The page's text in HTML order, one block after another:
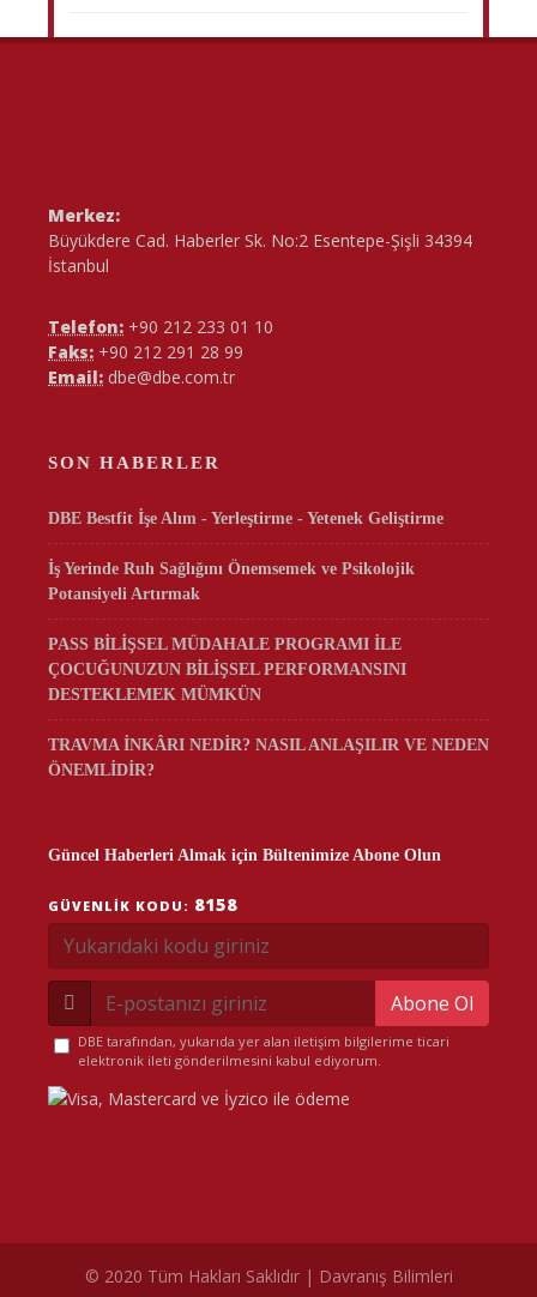
Merkez:
Büyükdere Cad. Haberler Sk. No:2 Esentepe-Şişli 34394
İstanbul
Telefon: +90 212 233 01 10
Faks: +90 212 291 28 99
Email: dbe@dbe.com.tr
SON HABERLER
DBE Bestfit İşe Alım - Yerleştirme - Yetenek Geliştirme
İş Yerinde Ruh Sağlığını Önemsemek ve Psikolojik
Potansiyeli Artırmak
PASS BİLİŞSEL MÜDAHALE PROGRAMI İLE
ÇOCUĞUNUZUN BİLİŞSEL PERFORMANSINI
DESTEKLEMEK MÜMKÜN
TRAVMA İNKÂRI NEDİR? NASIL ANLAŞILIR VE NEDEN
ÖNEMLİDİR?
Güncel Haberleri Almak için Bültenimize Abone Olun
GÜVENLIK KODU: 8158
Abone Ol
DBE tarafından, yukarıda yer alan iletişim bilgilerime ticari
elektronik ileti gönderilmesini kabul ediyorum.
© 2020 Tüm Hakları Saklıdır | Davranış Bilimleri